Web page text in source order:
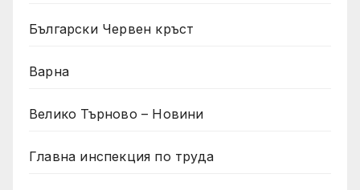
Български Червен кръст
Варна
Велико Търново – Новини
Главна инспекция по труда